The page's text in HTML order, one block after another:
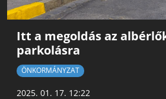
Itt a megoldás az
parkolásra
ÖNKORMÁNYZAT
2025. 01. 17. 12:22